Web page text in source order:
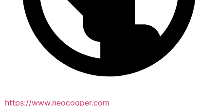
https://www.neocooper.com